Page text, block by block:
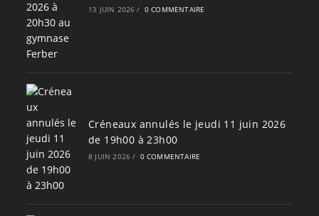
13 JUIN 2026 / 0 COMMENTAIRE
Créneaux annulés le jeudi 11 juin 2026
de 19h00 à 23h00
8 JUIN 2026 / 0 COMMENTAIRE